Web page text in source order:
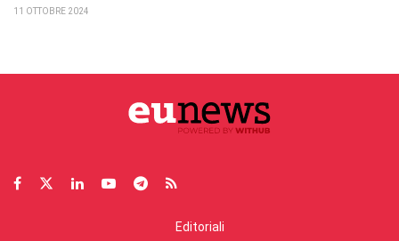
11 OTTOBRE 2024
Editoriali